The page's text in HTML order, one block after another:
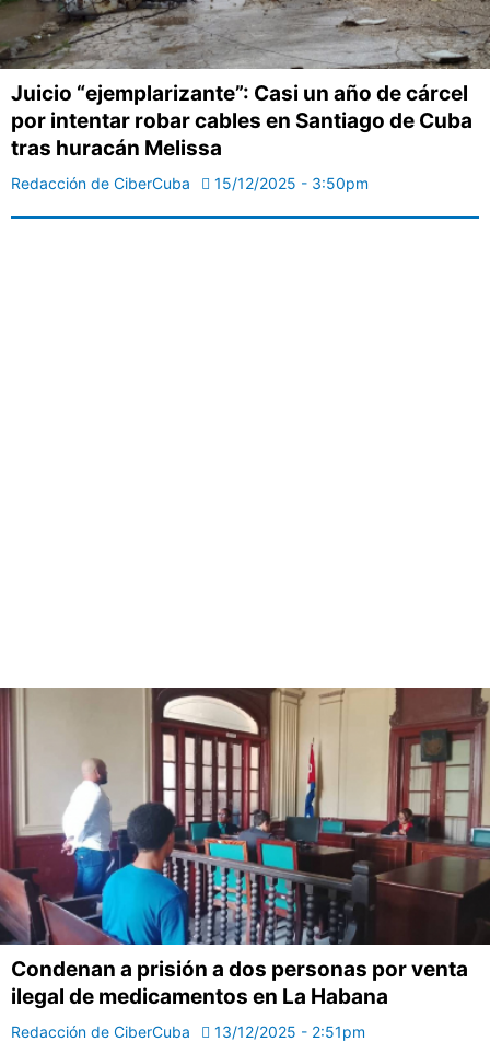
Juicio “ejemplarizante”: Casi un año de cárcel
por intentar robar cables en Santiago de Cuba
tras huracán Melissa
Redacción de CiberCuba 15/12/2025 - 3:50pm
Condenan a prisión a dos personas por venta
ilegal de medicamentos en La Habana
Redacción de CiberCuba 13/12/2025 - 2:51pm